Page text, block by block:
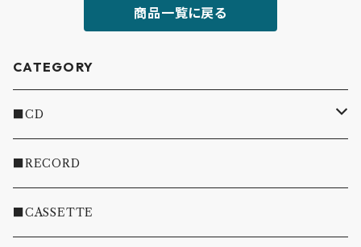
商品一覧に戻る
CATEGORY
■CD
・INDIE
・EMO/PUNK/POST HC
■RECORD
■CASSETTE